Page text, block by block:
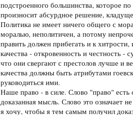
подстроенного большинства, которое
произносит абсурдное решение,
Политика не имеет ничего общего с
моралью, неполитичен, а потому
править должен прибегать и к
качества - откровенность и честность -
что они свергают с престолов лучше и
качества должны быть атрибутами
руководиться ими.
Наше право - в силе. Слово "право" есть
доказанная мысль. Слово это означает
я хочу, чтобы я тем самым получил